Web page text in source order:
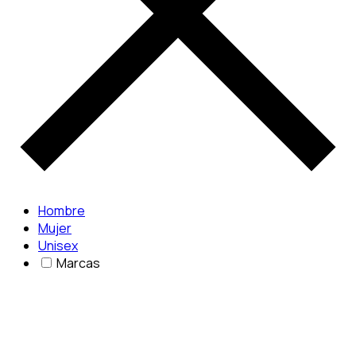
Hombre
Mujer
Unisex
Marcas